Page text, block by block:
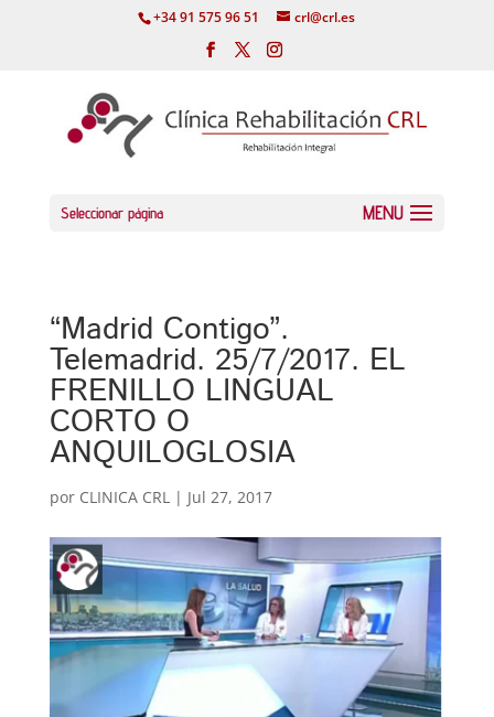
+34 91 575 96 51 crl@crl.es
Seleccionar página
“Madrid Contigo”.
Telemadrid. 25/7/2017. EL
FRENILLO LINGUAL
CORTO O
ANQUILOGLOSIA
por CLINICA CRL| Jul 27, 2017